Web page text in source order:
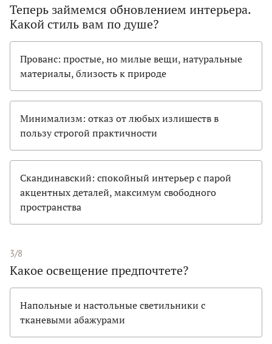
Теперь займемся обновлением интерьера.
Какой стиль вам по душе?
Прованс: простые, но милые вещи, натуральные
материалы, близость к природе
Минимализм: отказ от любых излишеств в
пользу строгой практичности
Скандинавский: спокойный интерьер с парой
акцентных деталей, максимум свободного
пространства
3/8
Какое освещение предпочтете?
Напольные и настольные светильники с
тканевыми абажурами